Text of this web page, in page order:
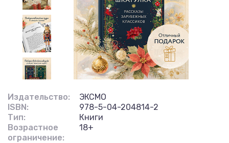
Издательство:
ЭКСМО
ISBN:
978-5-04-204814-2
Тип:
Книги
Возрастное
ограничение:
18+